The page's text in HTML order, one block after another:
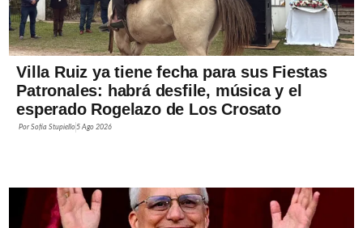
Villa Ruiz ya tiene fecha para sus Fiestas
Patronales: habrá desfile, música y el
esperado Rogelazo de Los Crosato
PorSofía Stupiello5 Ago 2026